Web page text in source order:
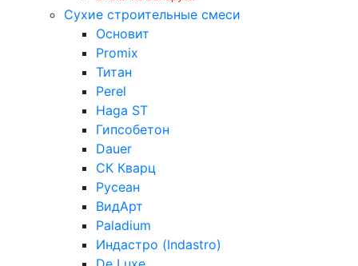
Сухие строительные смеси
Основит
Promix
Титан
Perel
Haga ST
Гипсобетон
Dauer
СК Кварц
Русеан
ВидАрт
Paladium
Индастро (Indastro)